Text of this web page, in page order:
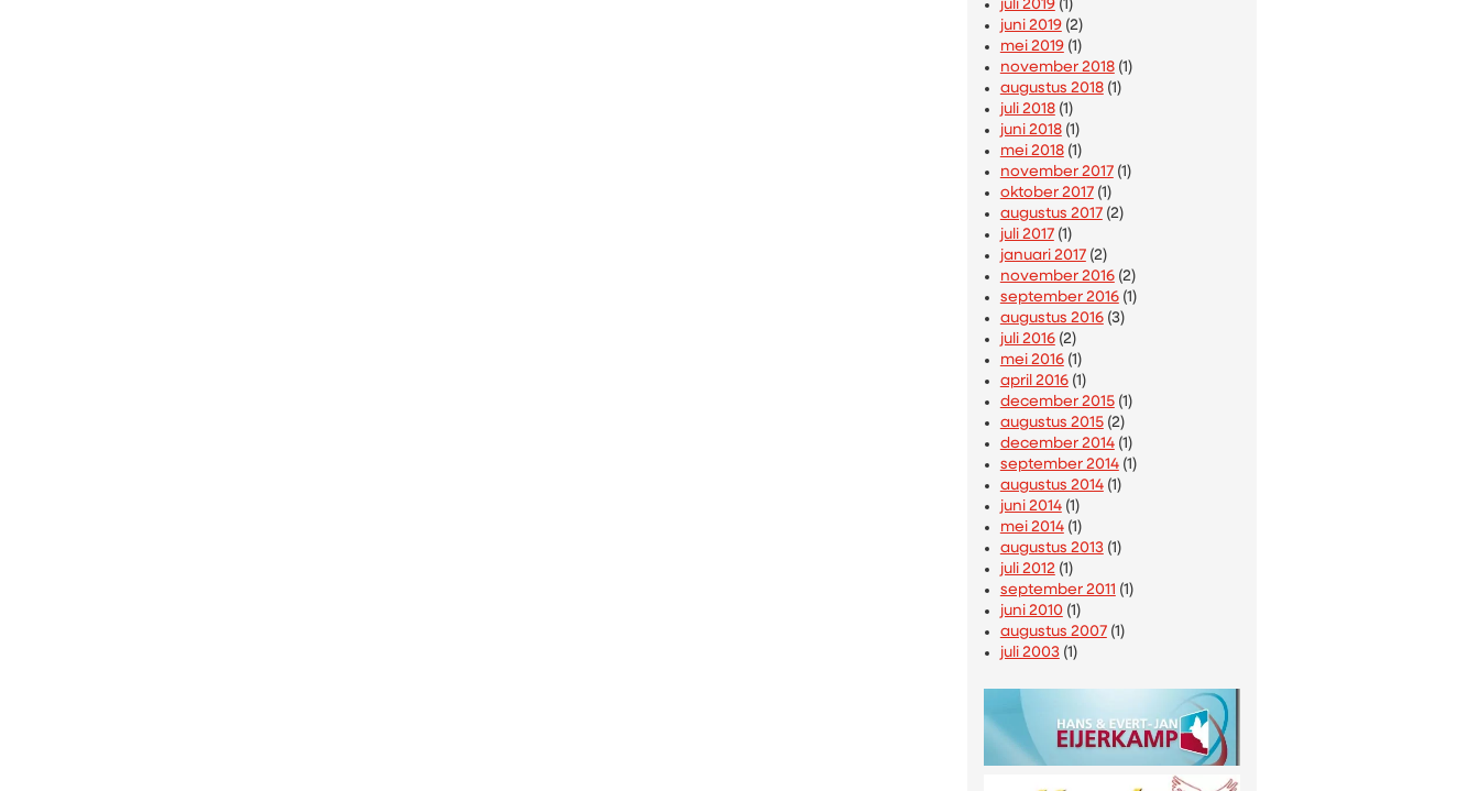
juli 2019(1)
juni 2019(2)
mei 2019(1)
november 2018(1)
augustus 2018(1)
juli 2018(1)
juni 2018(1)
mei 2018(1)
november 2017(1)
oktober 2017(1)
augustus 2017(2)
juli 2017(1)
januari 2017(2)
november 2016(2)
september 2016(1)
augustus 2016(3)
juli 2016(2)
mei 2016(1)
april 2016(1)
december 2015(1)
augustus 2015(2)
december 2014(1)
september 2014(1)
augustus 2014(1)
juni 2014(1)
mei 2014(1)
augustus 2013(1)
juli 2012(1)
september 2011 (1)
juni 2010(1)
augustus 2007(1)
juli 2003(1)